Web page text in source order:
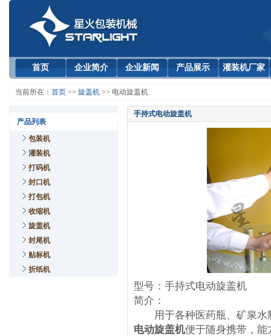
首页 企业简介 企业新闻 产品展示 灌装机厂家
当前所在： 首页 >> 旋盖机 >> 电动旋盖机
产品列表
包装机
灌装机
打码机
封口机
打包机
收缩机
旋盖机
封尾机
贴标机
折纸机
手持式电动旋盖机
型号：手持式电动旋盖机
简介：
用于各种医药瓶、矿泉水
电动旋盖机便于随身携带，